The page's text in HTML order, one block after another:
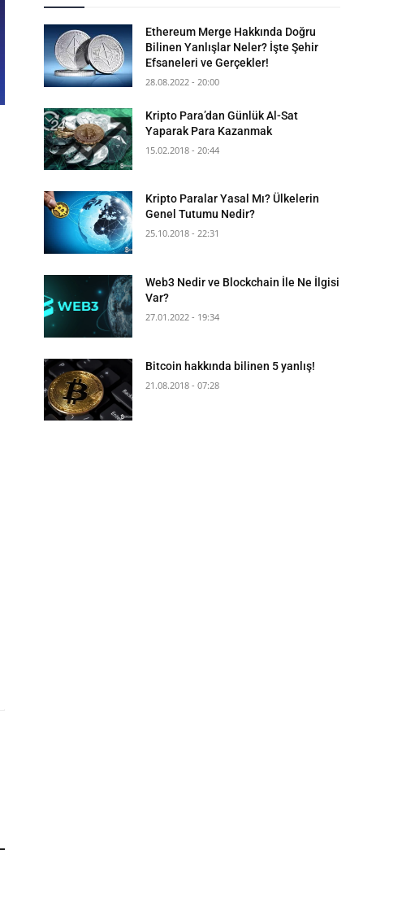
Ethereum Merge Hakkında Doğru
Bilinen Yanlışlar Neler? İşte Şehir
Efsaneleri ve Gerçekler!
28.08.2022 - 20:00
Kripto Para’dan Günlük Al-Sat
Yaparak Para Kazanmak
15.02.2018 - 20:44
Kripto Paralar Yasal Mı? Ülkelerin
Genel Tutumu Nedir?
25.10.2018 - 22:31
Web3 Nedir ve Blockchain İle Ne İlgisi
Var?
27.01.2022 - 19:34
Bitcoin hakkında bilinen 5 yanlış!
21.08.2018 - 07:28